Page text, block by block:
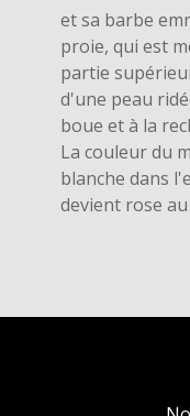
et sa barbe
proie, qui est
partie
d'une peau
boue et à la
La couleur du
blanche dans
devient rose